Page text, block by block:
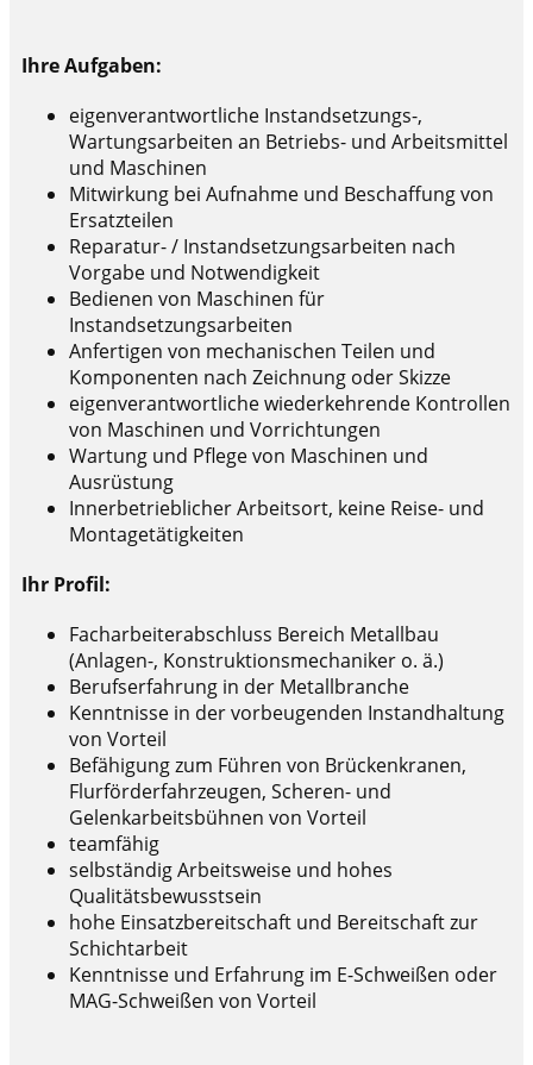
Ihre Aufgaben:
eigenverantwortliche Instandsetzungs-,
Wartungsarbeiten an Betriebs- und Arbeitsmittel
und Maschinen
Mitwirkung bei Aufnahme und Beschaffung von
Ersatzteilen
Reparatur- / Instandsetzungsarbeiten nach
Vorgabe und Notwendigkeit
Bedienen von Maschinen für
Instandsetzungsarbeiten
Anfertigen von mechanischen Teilen und
Komponenten nach Zeichnung oder Skizze
eigenverantwortliche wiederkehrende Kontrollen
von Maschinen und Vorrichtungen
Wartung und Pflege von Maschinen und
Ausrüstung
Innerbetrieblicher Arbeitsort, keine Reise- und
Montagetätigkeiten
Ihr Profil:
Facharbeiterabschluss Bereich Metallbau
(Anlagen-, Konstruktionsmechaniker o. ä.)
Berufserfahrung in der Metallbranche
Kenntnisse in der vorbeugenden Instandhaltung
von Vorteil
Befähigung zum Führen von Brückenkranen,
Flurförderfahrzeugen, Scheren- und
Gelenkarbeitsbühnen von Vorteil
teamfähig
selbständig Arbeitsweise und hohes
Qualitätsbewusstsein
hohe Einsatzbereitschaft und Bereitschaft zur
Schichtarbeit
Kenntnisse und Erfahrung im E-Schweißen oder
MAG-Schweißen von Vorteil